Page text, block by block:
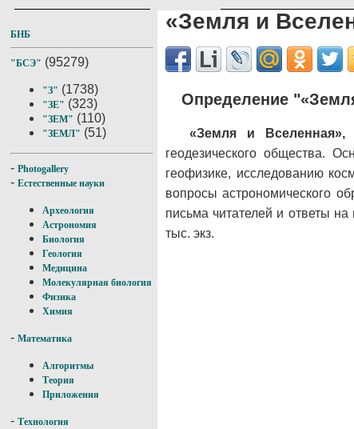
БНБ
"БСЭ" (95279)
"З" (1738)
"ЗЕ" (323)
"ЗЕМ" (110)
"ЗЕМЛ" (51)
- Photogallery
- Естественные науки
Археология
Астрономия
Биология
Геология
Медицина
Молекулярная биология
Физика
Химия
- Математика
Алгоритмы
Теория
Приложения
- Технология
«Земля и
Определение
«Земля и Вселенная»,
геодезического общества.
геофизике, исследованию
вопросы астрономического
письма читателей и ответы
тыс. экз.